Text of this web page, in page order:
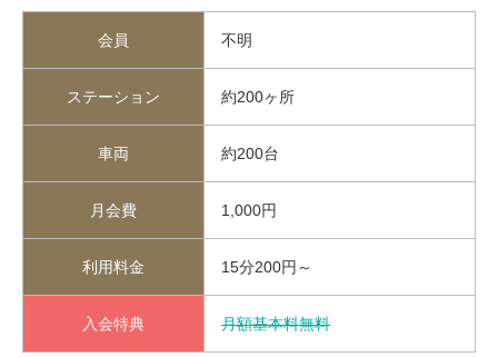
会員 不明
ステーション 約200ヶ所
車両 約200台
月会費 1,000円
利用料金 15分200円～
入会特典 月額基本料無料